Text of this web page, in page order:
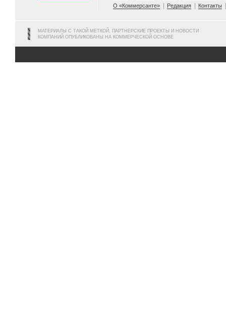
О «Коммерсанте»
Редакция Контакты
МАТЕРИАЛЫ С ТАКОЙ МЕТКОЙ, ПАРТНЕРСКИЕ ПРОЕКТЫ И НОВОСТИ
КОМПАНИЙ ОПУБЛИКОВАНЫ НА КОММЕРЧЕСКОЙ ОСНОВЕ